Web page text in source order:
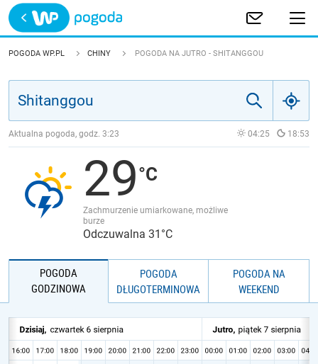
Trwa ładowanie
POLSKA
JAKOŚĆ POWIETRZA
POGODA WP.PL CHINY POGODA NA JUTRO - SHITANGGOU
Aktualna pogoda, godz. 3:23 04:25 18:53
29
Zachmurzenie umiarkowane, możliwe
burze
Odczuwalna 31°C
POGODA
GODZINOWA
POGODA
DŁUGOTERMINOWA
POGODA NA
WEEKEND